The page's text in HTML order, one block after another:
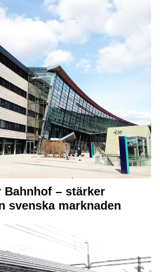
Bahnhof – stärker
svenska marknaden